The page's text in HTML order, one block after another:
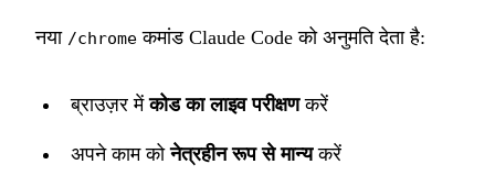
नया /chrome कमांड Claude Code को अनुमति देता है:
ब्राउज़र मेंकोड का लाइव परीक्षणकरें
अपने काम कोनेत्रहीन रूप से मान्यकरें